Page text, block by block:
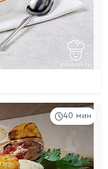
40 мин